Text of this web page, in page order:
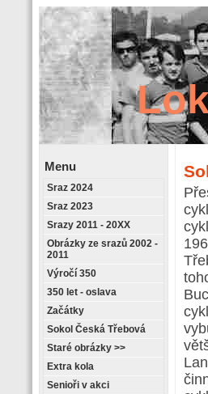
Retrostránky
Menu
Sraz 2024
Sraz 2023
Srazy 2011 - 20XX
Obrázky ze srazů 2002 -
2011
Výročí 350
350 let - oslava
Začátky
Sokol Česká Třebová
Staré obrázky >>
Extra kola
Senioři v akci